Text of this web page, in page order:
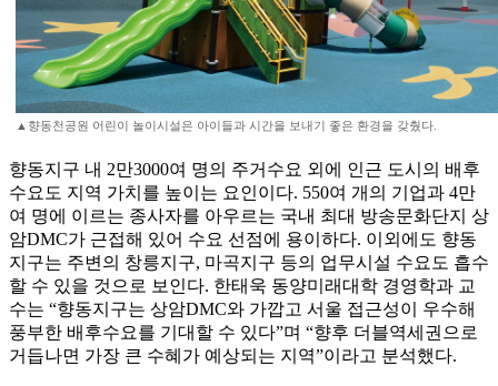
▲향동천공원 어린이 놀이시설은 아이들과 시간을 보내기 좋은 환경을 갖췄다.
향동지구 내 2만3000여 명의 주거수요 외에 인근 도시의 배후
수요도 지역 가치를 높이는 요인이다. 550여 개의 기업과 4만
여 명에 이르는 종사자를 아우르는 국내 최대 방송문화단지 상
암DMC가 근접해 있어 수요 선점에 용이하다. 이외에도 향동
지구는 주변의 창릉지구, 마곡지구 등의 업무시설 수요도 흡수
할 수 있을 것으로 보인다. 한태욱 동양미래대학 경영학과 교
수는 “향동지구는 상암DMC와 가깝고 서울 접근성이 우수해
풍부한 배후수요를 기대할 수 있다”며 “향후 더블역세권으로
거듭나면 가장 큰 수혜가 예상되는 지역”이라고 분석했다.